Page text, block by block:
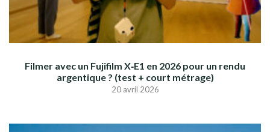
Filmer avec un Fujifilm X‑E1 en 2026 pour un rendu
argentique ? (test + court métrage)
20 avril 2026